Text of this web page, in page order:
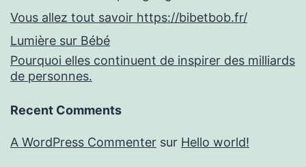
Vous allez tout savoir https://bibetbob.fr/
Lumière sur Bébé
Pourquoi elles continuent de inspirer des milliards
de personnes.
Recent Comments
A WordPress Commenter sur Hello world!